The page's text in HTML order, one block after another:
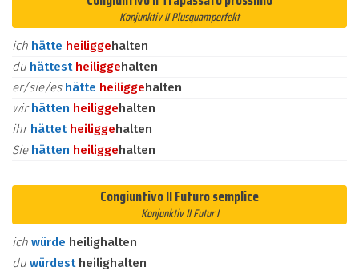
Konjunktiv II Plusquamperfekt
ich hätte heiliggehalten
du hättest heiliggehalten
er/sie/es hätte heiliggehalten
wirhätten heiliggehalten
ihrhättet heiliggehalten
Sie hätten heiliggehalten
Congiuntivo II Futuro semplice
Konjunktiv II Futur I
ich würde heilighalten
du würdest heilighalten